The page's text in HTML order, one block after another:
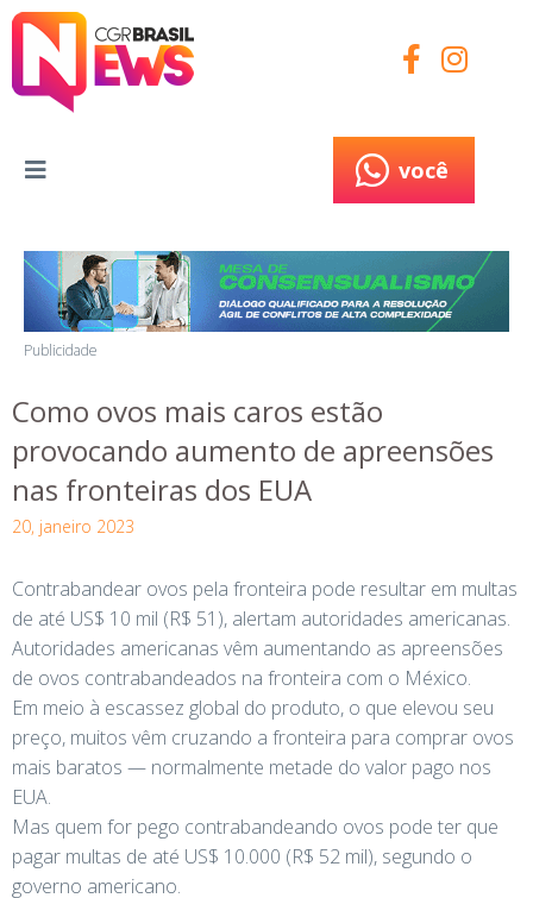
você
Publicidade
Como ovos mais caros estão
provocando aumento de apreensões
nas fronteiras dos EUA
20, janeiro 2023
Contrabandear ovos pela fronteira pode resultar em multas
de até US$ 10 mil (R$ 51), alertam autoridades americanas.
Autoridades americanas vêm aumentando as apreensões
de ovos contrabandeados na fronteira com o México.
Em meio à escassez global do produto, o que elevou seu
preço, muitos vêm cruzando a fronteira para comprar ovos
mais baratos — normalmente metade do valor pago nos
EUA.
Mas quem for pego contrabandeando ovos pode ter que
pagar multas de até US$ 10.000 (R$ 52 mil), segundo o
governo americano.